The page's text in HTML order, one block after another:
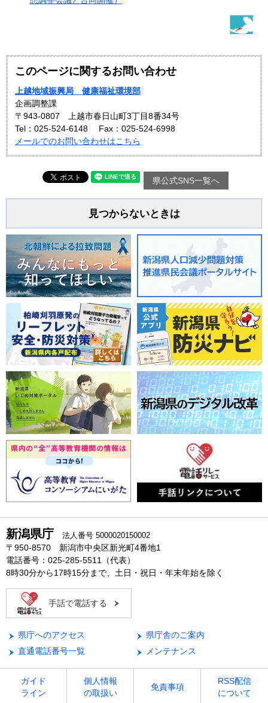
このページに関するお問い合わせ
上越地域振興局 健康福祉環境部
企画調整課
〒943-0807 上越市春日山町3丁目8番34号
Tel：025-524-6148
Fax：025-524-6998
メールでのお問い合わせはこちら
県公式SNS一覧へ
見つからないときは
新潟県庁 法人番号 5000020150002
〒950-8570 新潟市中央区新光町4番地1
電話番号：025-285-5511（代表）
8時30分から17時15分まで、土日・祝日・年末年始を除く
手話で電話する
県庁へのアクセス
県庁舎のご案内
直通電話番号一覧
メンテナンス
ガイド
ライン
個人情報
の取扱い
免責事項
RSS配信
について